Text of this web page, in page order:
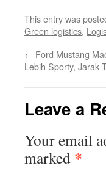
This entry was
Green logistics,
← Ford Mustang
Lebih Sporty, Jarak
Leave a
Your email
marked *